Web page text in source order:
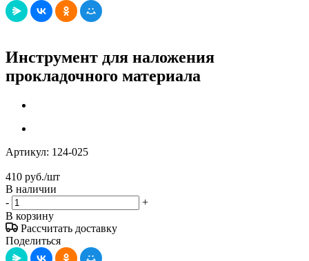
Инструмент для наложения
прокладочного материала
Артикул: 124-025
410 руб./шт
В наличии
-
+
В корзину
Рассчитать доставку
Поделиться